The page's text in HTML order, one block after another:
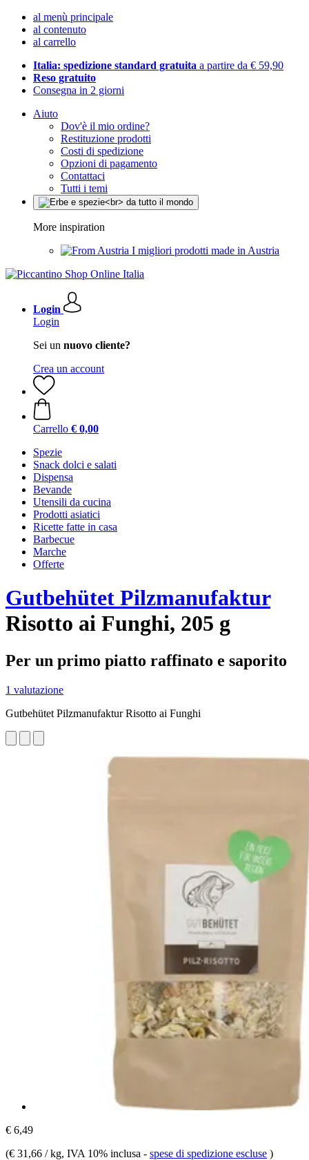
al menù principale
al contenuto
al carrello
Italia: spedizione standard gratuita a partire da € 59,90
Reso gratuito
Consegna in 2 giorni
Aiuto
Dov'è il mio ordine?
Restituzione prodotti
Costi di spedizione
Opzioni di pagamento
Contattaci
Tutti i temi
More inspiration
I migliori prodotti made in Austria
Login
Login
Sei un nuovo cliente?
Crea un account
Carrello € 0,00
Spezie
Snack dolci e salati
Dispensa
Bevande
Utensili da cucina
Prodotti asiatici
Ricette fatte in casa
Barbecue
Marche
Offerte
Gutbehütet Pilzmanufaktur
Risotto ai Funghi, 205 g
Per un primo piatto raffinato e saporito
1 valutazione
Gutbehütet Pilzmanufaktur Risotto ai Funghi
€ 6,49
(€ 31,66 / kg, IVA 10% inclusa - spese di spedizione escluse )